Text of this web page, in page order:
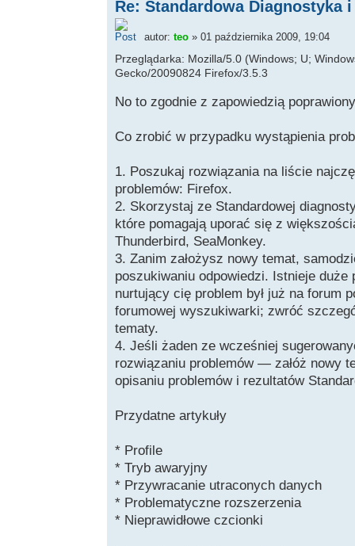
Re: Standardowa Diagnostyka
autor: teo » 01 października 2009, 19:04
Przeglądarka: Mozilla/5.0 (Windows; U;
Gecko/20090824 Firefox/3.5.3
No to zgodnie z zapowiedzią
Co zrobić w przypadku wystąpienia
1. Poszukaj rozwiązania na liście
problemów: Firefox.
2. Skorzystaj ze Standardowej
które pomagają uporać się z
Thunderbird, SeaMonkey.
3. Zanim założysz nowy temat,
poszukiwaniu odpowiedzi. Istnieje duże
nurtujący cię problem był już na forum
forumowej wyszukiwarki; zwróć
tematy.
4. Jeśli żaden ze wcześniej
rozwiązaniu problemów — załóż nowy
opisaniu problemów i rezultatów
Przydatne artykuły
* Profile
* Tryb awaryjny
* Przywracanie utraconych danych
* Problematyczne rozszerzenia
* Nieprawidłowe czcionki